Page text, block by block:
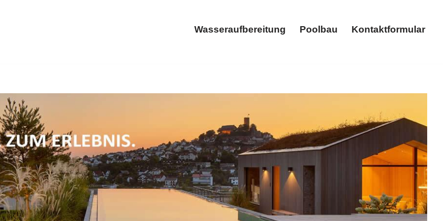
Wasseraufbereitung Poolbau Kontaktformular
Schwimmbäder, Whirlpool, Sauna. Ihre Suche endet hier: ✓Whirlpool, ✓Poolbau,
56637 Plaidt. ➡️ MASSAR, Ihr Poolbauer. Wir bringen Sie weiter ✉.